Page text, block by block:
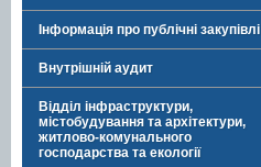
Інформація про публічні закупівлі
Внутрішній аудит
Відділ інфраструктури,
містобудування та архітектури,
житлово-комунального
господарства та екології